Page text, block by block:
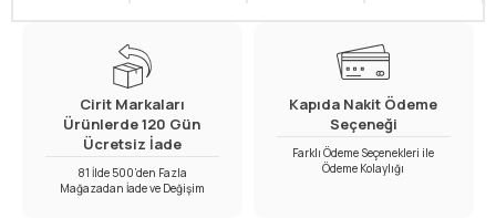
Cirit Markaları
Ürünlerde 120 Gün
Ücretsiz İade
81 İlde 500’den Fazla
Mağazadan İade ve Değişim
Kapıda Nakit Ödeme
Seçeneği
Farklı Ödeme Seçenekleri ile
Ödeme Kolaylığı